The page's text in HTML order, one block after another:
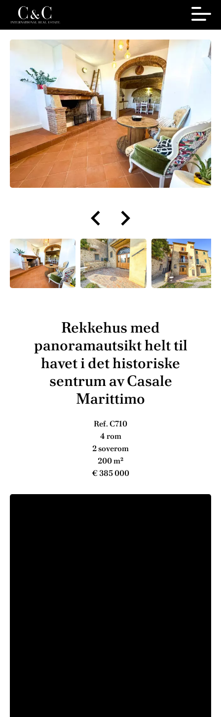
Rekkehus med
panoramautsikt helt til
havet i det historiske
sentrum av Casale
Marittimo
Ref. C710
4 rom
2 soverom
200 m²
€ 385 000